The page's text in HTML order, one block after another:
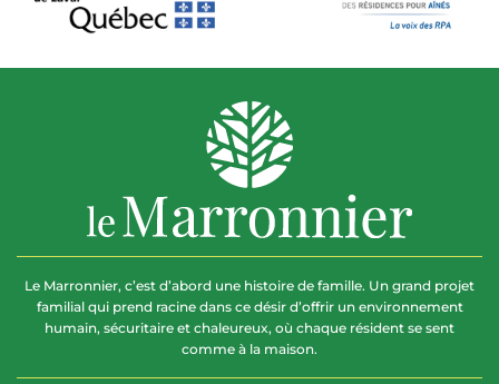
Le Marronnier, c’est d’abord une histoire de famille. Un grand projet
familial qui prend racine dans ce désir d’offrir un environnement
humain, sécuritaire et chaleureux, où chaque résident se sent
comme à la maison.